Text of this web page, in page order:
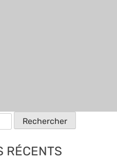
RÉCENTS